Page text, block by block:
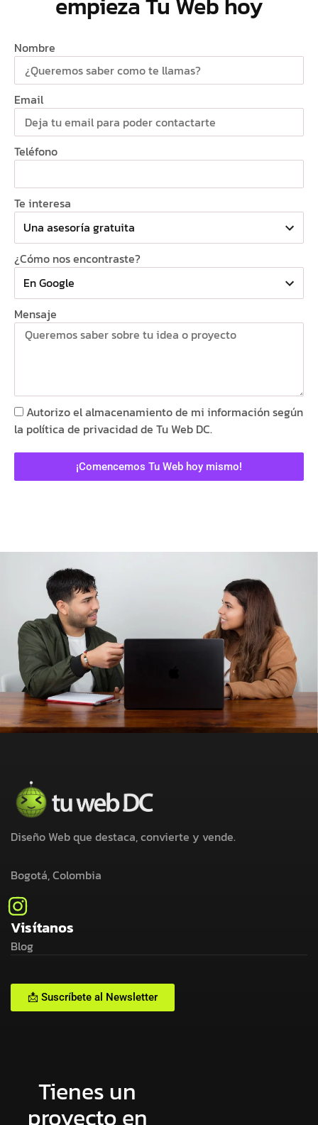
Nombre
Email
Teléfono
Te interesa
¿Cómo nos encontraste?
Mensaje
Autorizo el almacenamiento de mi información según
la política de privacidad de Tu Web DC.
¡Comencemos Tu Web hoy mismo!
Diseño Web que destaca, convierte y vende.
Bogotá, Colombia
Visítanos
Blog
📩 Suscríbete al Newsletter
Tienes un
proyecto en